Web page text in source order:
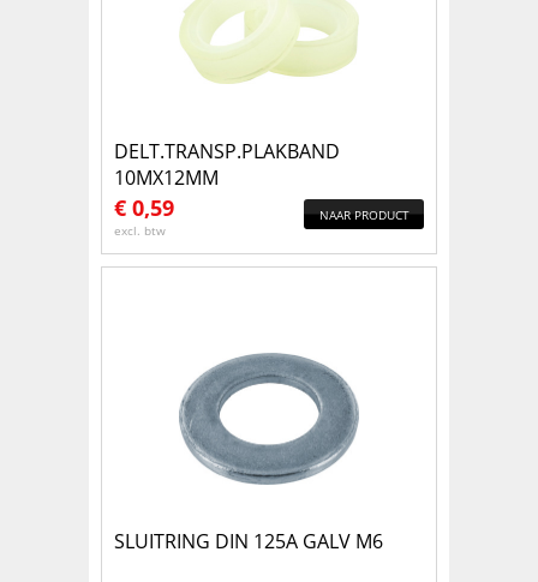
DELT.TRANSP.PLAKBAND
10MX12MM
€ 0,59
excl. btw
NAAR PRODUCT
SLUITRING DIN 125A GALV M6